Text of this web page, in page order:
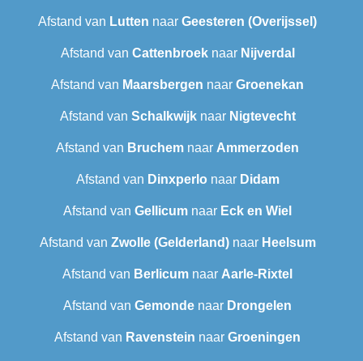
Afstand van Lutten naar Geesteren (Overijssel)
Afstand van Cattenbroeknaar Nijverdal
Afstand van Maarsbergen naar Groenekan
Afstand van Schalkwijknaar Nigtevecht
Afstand van Bruchem naar Ammerzoden
Afstand van Dinxperlo naar Didam
Afstand van Gellicum naar Eck en Wiel
Afstand van Zwolle (Gelderland)naar Heelsum
Afstand van Berlicum naar Aarle-Rixtel
Afstand van Gemonde naar Drongelen
Afstand van Ravenstein naar Groeningen